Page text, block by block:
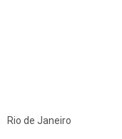
Rio de Janeiro